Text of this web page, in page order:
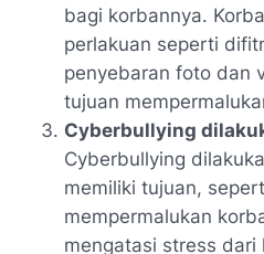
bagi korbannya.
perlakuan seperti
penyebaran foto dan
tujuan
Cyberbullying
Cyberbullying
memiliki tujuan,
mempermalukan
mengatasi stress dari